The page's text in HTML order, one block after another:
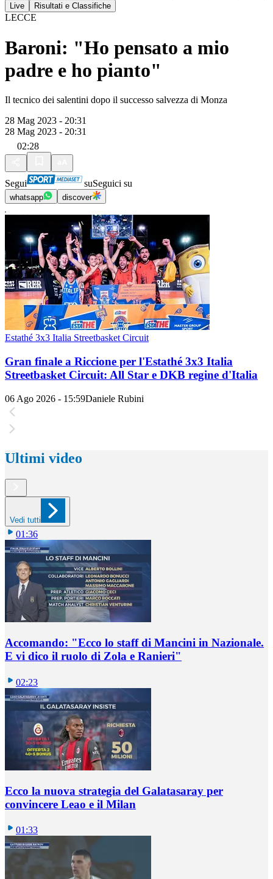
Live
Risultati e Classifiche
LECCE
Baroni: "Ho pensato a mio
padre e ho pianto"
Il tecnico dei salentini dopo il successo salvezza di Monza
28 Mag 2023 - 20:31
28 Mag 2023 - 20:31
02:28
Segui suSeguici su
whatsapp discover
Estathé 3x3 Italia Streetbasket Circuit
Gran finale a Riccione per l'Estathé 3x3 Italia
Streetbasket Circuit: All Star e DKB regine d'Italia
06 Ago 2026 - 15:59Daniele Rubini
Ultimi video
Vedi tutti
01:36
Accomando: "Ecco lo staff di Mancini in Nazionale.
E vi dico il ruolo di Zola e Ranieri"
02:23
Ecco la nuova strategia del Galatasaray per
convincere Leao e il Milan
01:33